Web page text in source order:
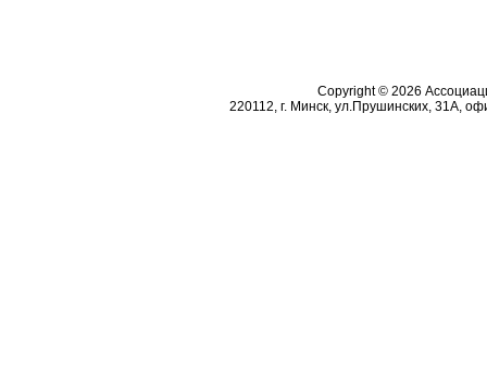
Copyright © 2026
220112, г. Минск, ул.Прушинских, 31А,